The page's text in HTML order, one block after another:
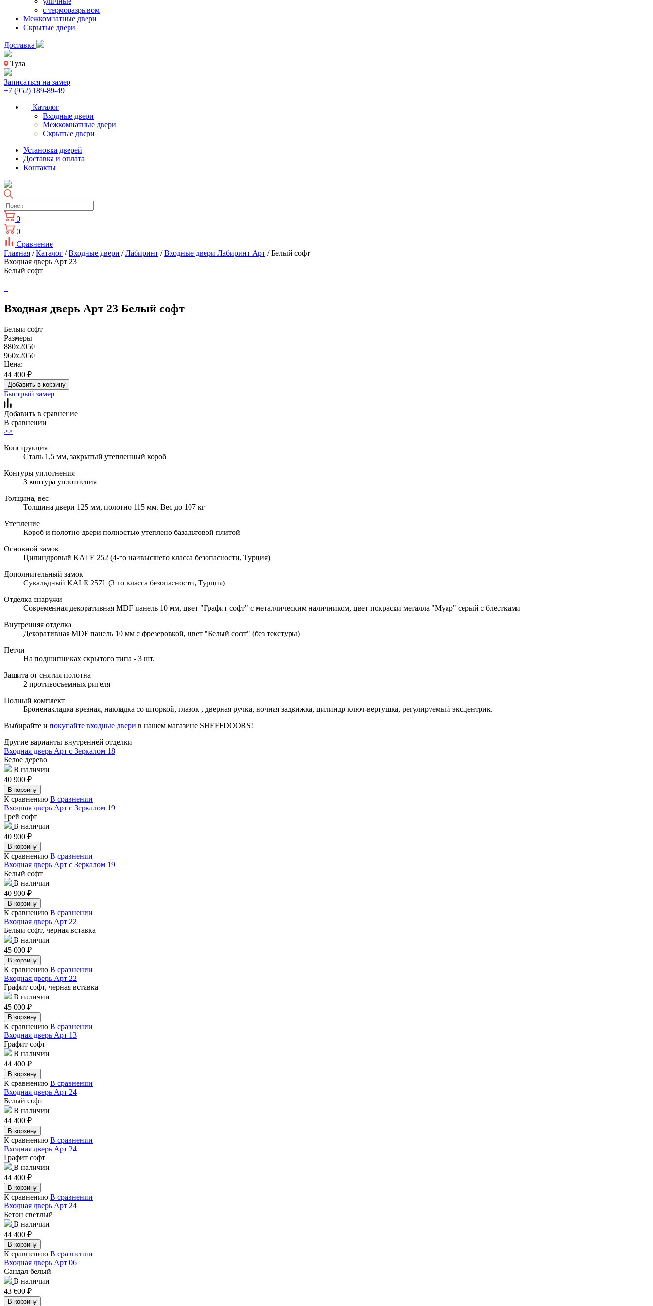
с терморазрывом
Межкомнатные двери
Скрытые двери
Доставка
Тула
Записаться на замер
+7 (952) 189-89-49
Каталог
Входные двери
Межкомнатные двери
Скрытые двери
Установка дверей
Доставка и оплата
Контакты
0
0
Сравнение
Главная /Каталог /Входные двери /Лабиринт /Входные двери Лабиринт Арт / Белый софт
Входная дверь Арт 23
Белый софт
Входная дверь Арт 23 Белый софт
Белый софт
Размеры
880x2050
960x2050
Цена:
44 400 ₽
Добавить в корзину
Быстрый замер
Добавить в сравнение
В сравнении
>>
Конструкция
Сталь 1,5 мм, закрытый утепленный короб
Контуры уплотнения
3 контура уплотнения
Толщина, вес
Толщина двери 125 мм, полотно 115 мм. Вес до 107 кг
Утепление
Короб и полотно двери полностью утеплено базальтовой плитой
Основной замок
Цилиндровый KALE 252 (4-го наивысшего класса безопасности, Турция)
Дополнительный замок
Сувальдный KALE 257L (3-го класса безопасности, Турция)
Отделка снаружи
Современная декоративная MDF панель 10 мм, цвет "Графит софт" с металлическим наличником, цвет покраски металла "Муар" серый с блестками
Внутренняя отделка
Декоративная MDF панель 10 мм с фрезеровкой, цвет "Белый софт" (без текстуры)
Петли
На подшипниках скрытого типа - 3 шт.
Защита от снятия полотна
2 противосъемных ригеля
Полный комплект
Броненакладка врезная, накладка со шторкой, глазок , дверная ручка, ночная задвижка, цилиндр ключ-вертушка, регулируемый эксцентрик.
Выбирайте и покупайте входные двери в нашем магазине SHEFFDOORS!
Другие варианты внутренней отделки
Входная дверь Арт с Зеркалом 18
Белое дерево
В наличии
40 900 ₽
В корзину
К сравнению В сравнении
Входная дверь Арт с Зеркалом 19
Грей софт
В наличии
40 900 ₽
В корзину
К сравнению В сравнении
Входная дверь Арт с Зеркалом 19
Белый софт
В наличии
40 900 ₽
В корзину
К сравнению В сравнении
Входная дверь Арт 22
Белый софт, черная вставка
В наличии
45 000 ₽
В корзину
К сравнению В сравнении
Входная дверь Арт 22
Графит софт, черная вставка
В наличии
45 000 ₽
В корзину
К сравнению В сравнении
Входная дверь Арт 13
Графит софт
В наличии
44 400 ₽
В корзину
К сравнению В сравнении
Входная дверь Арт 24
Белый софт
В наличии
44 400 ₽
В корзину
К сравнению В сравнении
Входная дверь Арт 24
Графит софт
В наличии
44 400 ₽
В корзину
К сравнению В сравнении
Входная дверь Арт 24
Бетон светлый
В наличии
44 400 ₽
В корзину
К сравнению В сравнении
Входная дверь Арт 06
Сандал белый
В наличии
43 600 ₽
В корзину